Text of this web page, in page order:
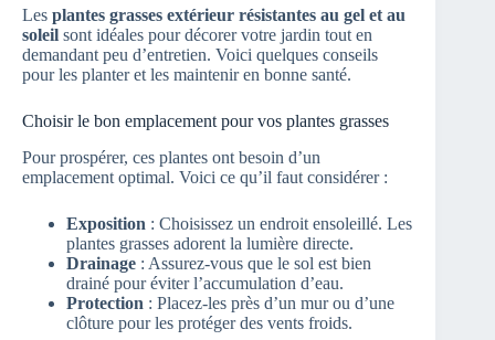
Les plantes grasses extérieur résistantes au gel et au
soleil sont idéales pour décorer votre jardin tout en
demandant peu d’entretien. Voici quelques conseils
pour les planter et les maintenir en bonne santé.
Choisir le bon emplacement pour vos plantes grasses
Pour prospérer, ces plantes ont besoin d’un
emplacement optimal. Voici ce qu’il faut considérer :
Exposition : Choisissez un endroit ensoleillé. Les
plantes grasses adorent la lumière directe.
Drainage : Assurez-vous que le sol est bien
drainé pour éviter l’accumulation d’eau.
Protection : Placez-les près d’un mur ou d’une
clôture pour les protéger des vents froids.